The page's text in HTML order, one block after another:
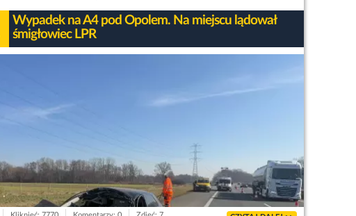
Wypadek na A4 pod Opolem. Na miejscu lądował
śmigłowiec LPR